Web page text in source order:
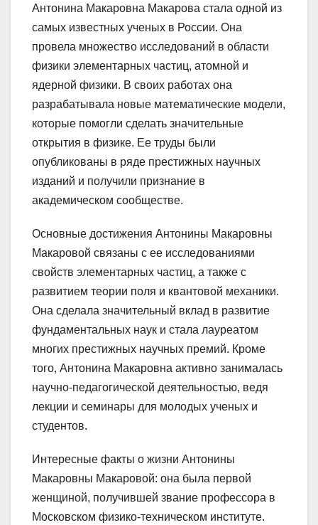
Антонина Макаровна Макарова стала одной из
самых известных ученых в России. Она
провела множество исследований в области
физики элементарных частиц, атомной и
ядерной физики. В своих работах она
разрабатывала новые математические модели,
которые помогли сделать значительные
открытия в физике. Ее труды были
опубликованы в ряде престижных научных
изданий и получили признание в
академическом сообществе.
Основные достижения Антонины Макаровны
Макаровой связаны с ее исследованиями
свойств элементарных частиц, а также с
развитием теории поля и квантовой механики.
Она сделала значительный вклад в развитие
фундаментальных наук и стала лауреатом
многих престижных научных премий. Кроме
того, Антонина Макаровна активно занималась
научно-педагогической деятельностью, ведя
лекции и семинары для молодых ученых и
студентов.
Интересные факты о жизни Антонины
Макаровны Макаровой: она была первой
женщиной, получившей звание профессора в
Московском физико-техническом институте.